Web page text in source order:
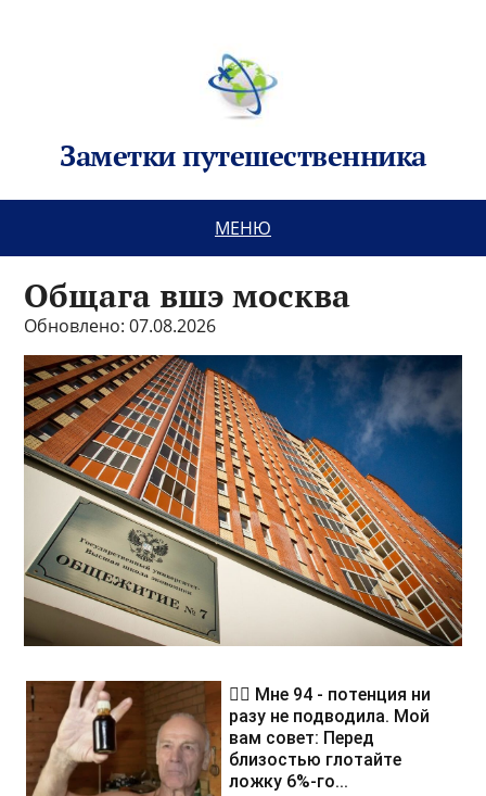
Заметки путешественника
МЕНЮ
Общага вшэ москва
Обновлено: 07.08.2026
❤️‍🔥 Мне 94 - потенция ни
разу не подводила. Мой
вам совет: Перед
близостью глотайте
ложку 6%-го...